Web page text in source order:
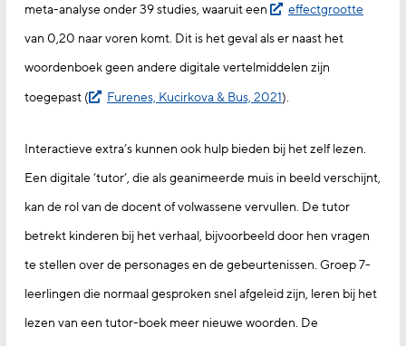
meta-analyse onder 39 studies, waaruit een
effectgrootte
van 0,20 naar voren komt. Dit is het geval als er naast het
woordenboek geen andere digitale vertelmiddelen zijn
toegepast (
Furenes, Kucirkova & Bus, 2021).
Interactieve extra’s kunnen ook hulp bieden bij het zelf lezen.
Een digitale ‘tutor’, die als geanimeerde muis in beeld verschijnt,
kan de rol van de docent of volwassene vervullen. De tutor
betrekt kinderen bij het verhaal, bijvoorbeeld door hen vragen
te stellen over de personages en de gebeurtenissen. Groep 7-
leerlingen die normaal gesproken snel afgeleid zijn, leren bij het
lezen van een tutor-boek meer nieuwe woorden. De